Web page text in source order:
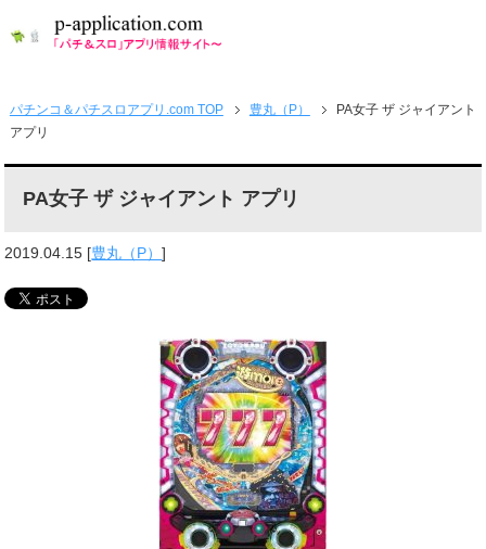
パチンコ＆パチスロアプリ.com TOP 豊丸（P）
PA女子 ザ ジャイアント
アプリ
PA女子 ザ ジャイアント アプリ
2019.04.15 [豊丸（P）]